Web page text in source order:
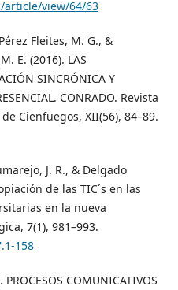
view/64/63
Fleites, M. G., &
E. (2016). LAS
SINCRÓNICA Y
CONRADO. Revista
Cienfuegos, XII(56), 84–89.
J. R., & Delgado
de las TIC´s en las
en la nueva
7(1), 981–993.
158
COMUNICATIVOS